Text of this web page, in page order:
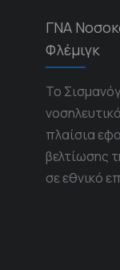
ΓΝΑ
Φλέμιγκ
Το
πλαίσια
βελτίωσης
σε εθνικό